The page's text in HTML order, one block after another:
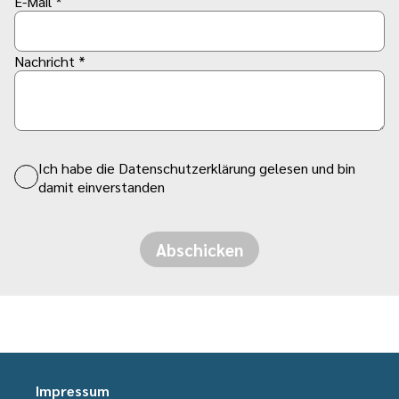
Nachricht *
Ich habe die Datenschutzerklärung gelesen und bin
damit einverstanden
Abschicken
Impressum